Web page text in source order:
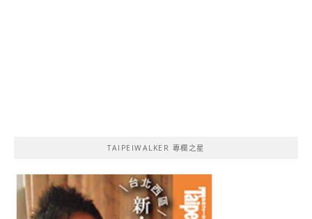
TAIPEIWALKER 專欄之星